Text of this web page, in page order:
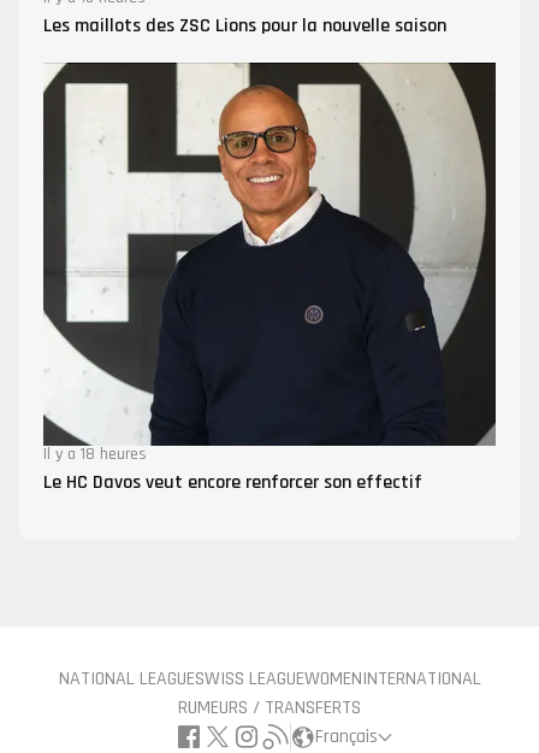
Les maillots des ZSC Lions pour la nouvelle saison
Il y a 18 heures
Le HC Davos veut encore renforcer son effectif
NATIONAL LEAGUESWISS LEAGUEWOMENINTERNATIONAL
RUMEURS / TRANSFERTS
Français